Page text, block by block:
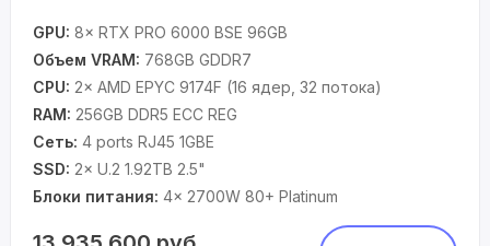
GPU: 8× RTX PRO 6000 BSE 96GB
Объем VRAM: 768GB GDDR7
CPU: 2× AMD EPYC 9174F (16 ядер, 32 потока)
RAM: 256GB DDR5 ECC REG
Сеть: 4 ports RJ45 1GBE
SSD: 2× U.2 1.92TB 2.5"
Блоки питания: 4× 2700W 80+ Platinum